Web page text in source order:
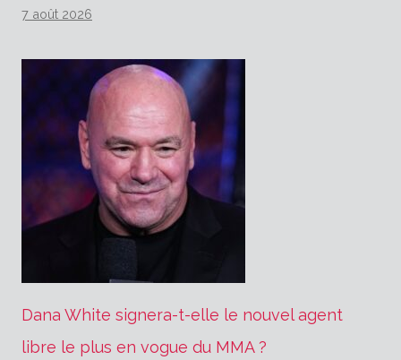
7 août 2026
Dana White signera-t-elle le nouvel agent
libre le plus en vogue du MMA ?